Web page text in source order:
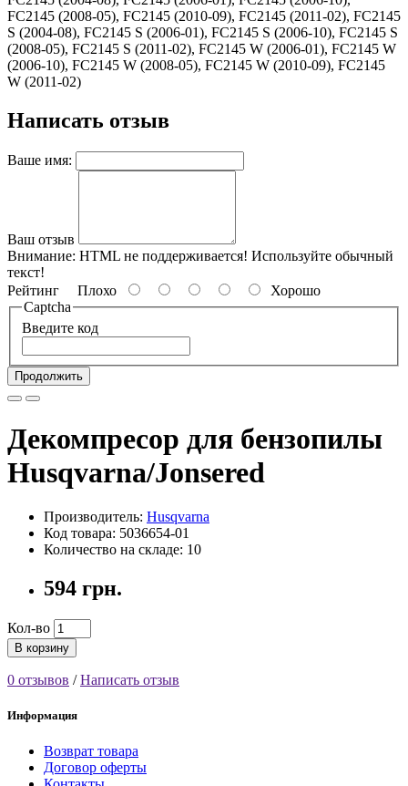
FC2145 (2008-05), FC2145 (2010-09), FC2145 (2011-02), FC2145
S (2004-08), FC2145 S (2006-01), FC2145 S (2006-10), FC2145 S
(2008-05), FC2145 S (2011-02), FC2145 W (2006-01), FC2145 W
(2006-10), FC2145 W (2008-05), FC2145 W (2010-09), FC2145
W (2011-02)
Написать отзыв
Ваше имя:
Ваш отзыв
Внимание: HTML не поддерживается! Используйте обычный
текст!
Рейтинг Плохо
Хорошо
Captcha
Введите код
Продолжить
Декомпресор для бензопилы
Husqvarna/Jonsered
Производитель: Husqvarna
Код товара: 5036654-01
Количество на складе: 10
594 грн.
Кол-во
В корзину
0 отзывов /Написать отзыв
Информация
Возврат товара
Договор оферты